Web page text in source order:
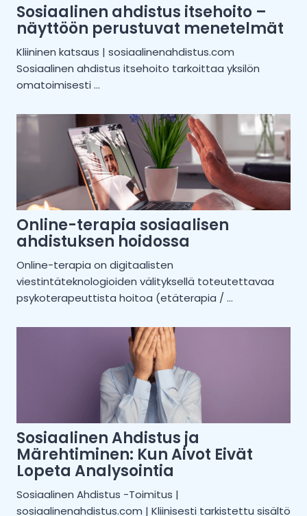
Sosiaalinen ahdistus itsehoito –
näyttöön perustuvat menetelmät
Kliininen katsaus | sosiaalinenahdistus.com
Sosiaalinen ahdistus itsehoito tarkoittaa yksilön
omatoimisesti ...
Online-terapia sosiaalisen
ahdistuksen hoidossa
Online-terapia on digitaalisten
viestintäteknologioiden välityksellä toteutettavaa
psykoterapeuttista hoitoa (etäterapia / ...
Sosiaalinen Ahdistus ja
Märehtiminen: Kun Aivot Eivät
Lopeta Analysointia
Sosiaalinen Ahdistus -Toimitus |
sosiaalinenahdistus.com | Kliinisesti tarkistettu sisältö